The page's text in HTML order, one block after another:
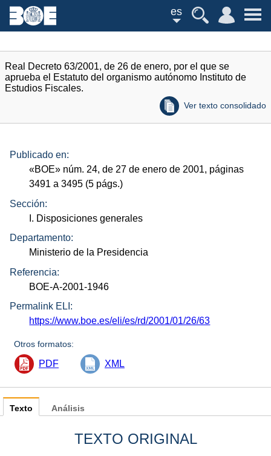
es
Real Decreto 63/2001, de 26 de enero, por el que se
aprueba el Estatuto del organismo autónomo Instituto de
Estudios Fiscales.
Ver texto consolidado
Publicado en:
«BOE» núm. 24, de 27 de enero de 2001, páginas
3491 a 3495 (5 págs.)
Sección:
I. Disposiciones generales
Departamento:
Ministerio de la Presidencia
Referencia:
BOE-A-2001-1946
Permalink ELI:
https://www.boe.es/eli/es/rd/2001/01/26/63
Otros formatos:
PDF XML
Texto
TEXTO ORIGINAL
Análisis